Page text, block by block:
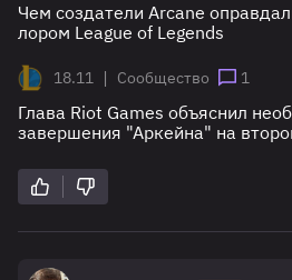
Чем создатели Arcane
лором League of Legends
18.11 | Сообщество 1
Глава Riot Games объяснил
завершения "Аркейна" на